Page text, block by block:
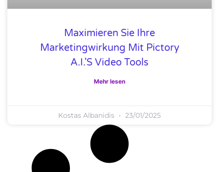
Maximieren Sie Ihre
Marketingwirkung Mit Pictory
A.I.'s Video Tools
Mehr lesen
Kostas Albanidis 23/01/2025